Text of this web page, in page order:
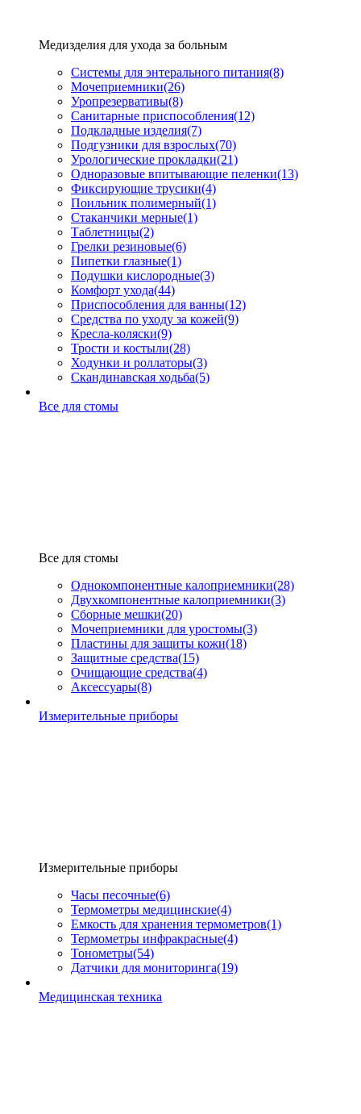
Медизделия для ухода за больным
Системы для энтерального питания(8)
Мочеприемники(26)
Уропрезервативы(8)
Санитарные приспособления(12)
Подкладные изделия(7)
Подгузники для взрослых(70)
Урологические прокладки(21)
Одноразовые впитывающие пеленки(13)
Фиксирующие трусики(4)
Поильник полимерный(1)
Стаканчики мерные(1)
Таблетницы(2)
Грелки резиновые(6)
Пипетки глазные(1)
Подушки кислородные(3)
Комфорт ухода(44)
Приспособления для ванны(12)
Средства по уходу за кожей(9)
Кресла-коляски(9)
Трости и костыли(28)
Ходунки и роллаторы(3)
Скандинавская ходьба(5)
Все для стомы
Все для стомы
Однокомпонентные калоприемники(28)
Двухкомпонентные калоприемники(3)
Сборные мешки(20)
Мочеприемники для уростомы(3)
Пластины для защиты кожи(18)
Защитные средства(15)
Очищающие средства(4)
Аксессуары(8)
Измерительные приборы
Измерительные приборы
Часы песочные(6)
Термометры медицинские(4)
Емкость для хранения термометров(1)
Термометры инфракрасные(4)
Тонометры(54)
Датчики для мониторинга(19)
Медицинская техника